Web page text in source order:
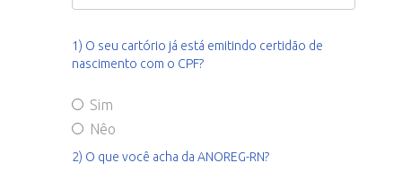
1) O seu cartório já está emitindo certidão de
nascimento com o CPF?
Sim
Nêo
2) O que você acha da ANOREG-RN?